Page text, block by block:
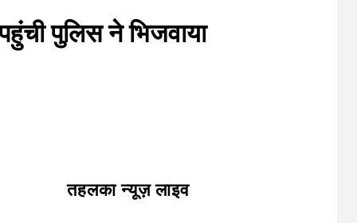
पुलिस ने भिजवाया
तहलका न्यूज़ लाइव